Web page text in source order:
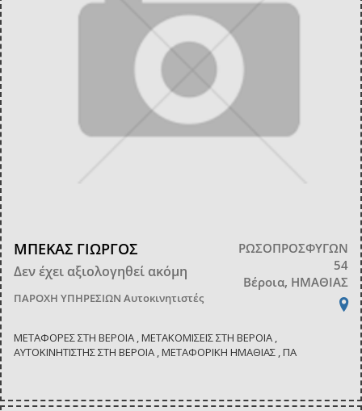
ΜΠΕΚΑΣ ΓΙΩΡΓΟΣ
Δεν έχει αξιολογηθεί ακόμη
ΠΑΡΟΧΗ ΥΠΗΡΕΣΙΩΝ Αυτοκινητιστές
ΡΩΣΟΠΡΟΣΦΥΓΩΝ
54
Βέροια, ΗΜΑΘΙΑΣ
ΜΕΤΑΦΟΡΕΣ ΣΤΗ ΒΕΡΟΙΑ , ΜΕΤΑΚΟΜΙΣΕΙΣ ΣΤΗ ΒΕΡΟΙΑ ,
ΑΥΤΟΚΙΝΗΤΙΣΤΗΣ ΣΤΗ ΒΕΡΟΙΑ , ΜΕΤΑΦΟΡΙΚΗ ΗΜΑΘΙΑΣ , ΠΑ